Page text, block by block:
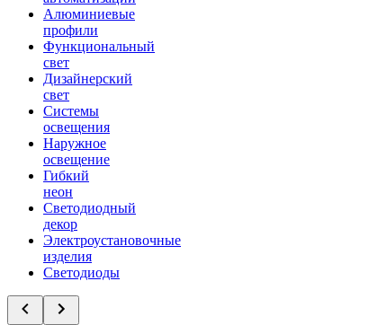
Алюминиевые
профили
Функциональный
свет
Дизайнерский
свет
Системы
освещения
Наружное
освещение
Гибкий
неон
Светодиодный
декор
Электроустановочные
изделия
Светодиоды